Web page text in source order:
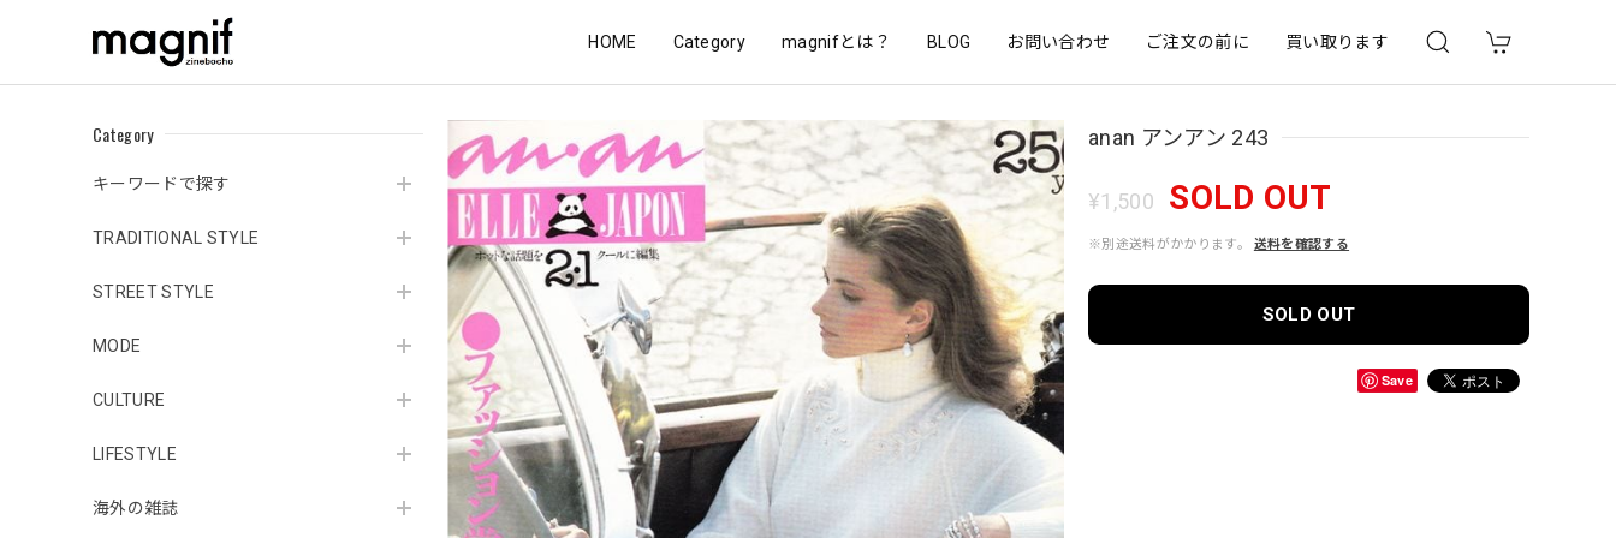
HOME Category magnifとは？ BLOG お問い合わせ ご注文の前に 買い取ります
Category
キーワードで探す
TRADITIONAL STYLE
STREET STYLE
MODE
CULTURE
LIFESTYLE
海外の雑誌
anan アンアン 243
¥1,500 SOLD OUT
※別途送料がかかります。 送料を確認する
SOLD OUT
Save